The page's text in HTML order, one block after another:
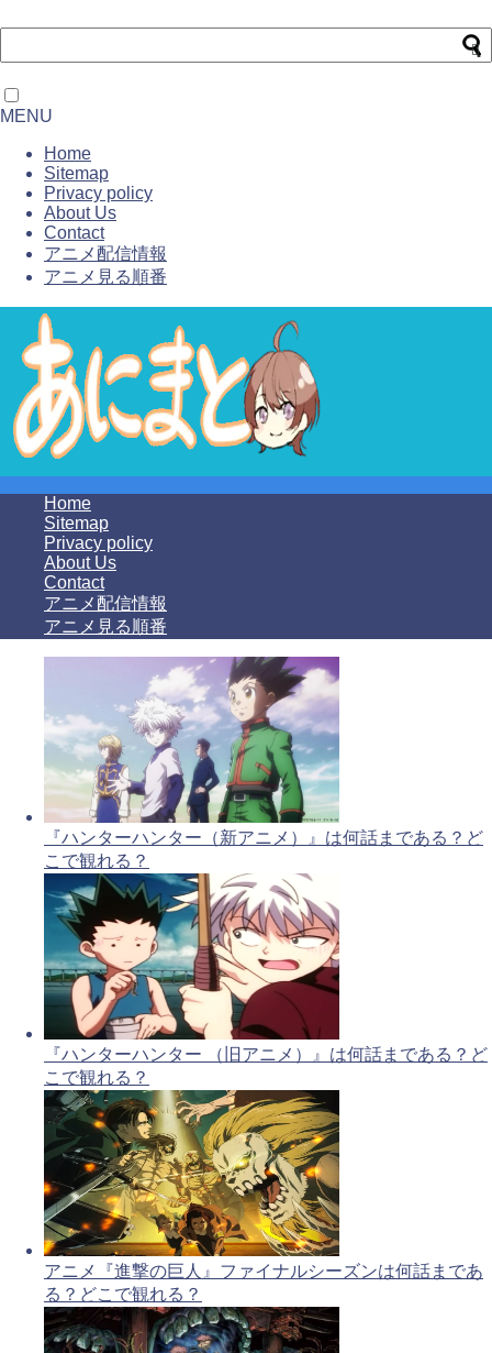
MENU
Home
Sitemap
Privacy policy
About Us
Contact
アニメ配信情報
アニメ見る順番
Home
Sitemap
Privacy policy
About Us
Contact
アニメ配信情報
アニメ見る順番
『ハンターハンター（新アニメ）』は何話まである？ど
こで観れる？
『ハンターハンター （旧アニメ）』は何話まである？ど
こで観れる？
アニメ『進撃の巨人』ファイナルシーズンは何話まであ
る？どこで観れる？